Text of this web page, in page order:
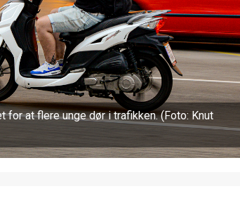
for at flere unge dør i trafikken. (Foto: Knut